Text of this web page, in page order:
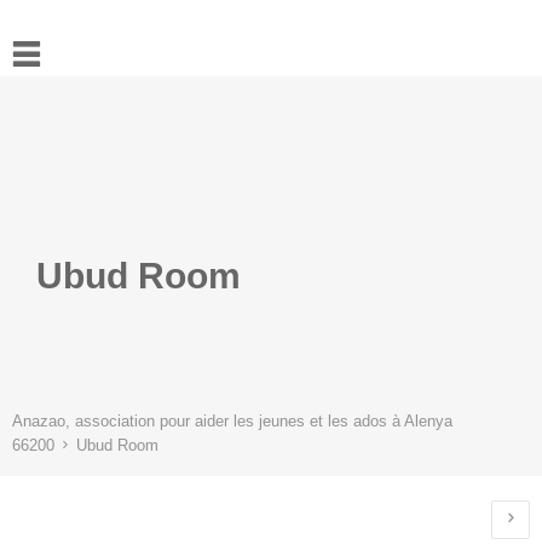
Ubud Room
Anazao, association pour aider les jeunes et les ados à Alenya
66200
Ubud Room
Accueil